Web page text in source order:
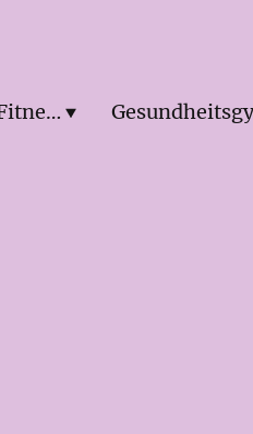
WMF - Medical Fitness